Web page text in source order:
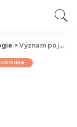
>Význam pojmu džemá'a